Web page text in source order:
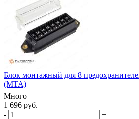
Блок монтажный для 8
(MTA)
Много
1 696 руб.
-
+